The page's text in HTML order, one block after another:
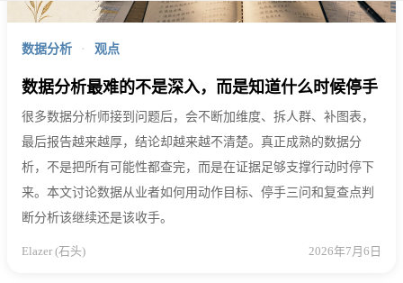
数据分析 · 观点
数据分析最难的不是深入，而是知道什么时候停手
很多数据分析师接到问题后，会不断加维度、拆人群、补图表，
最后报告越来越厚，结论却越来越不清楚。真正成熟的数据分
析，不是把所有可能性都查完，而是在证据足够支撑行动时停下
来。本文讨论数据从业者如何用动作目标、停手三问和复查点判
断分析该继续还是该收手。
Elazer (石头) 2026年7月6日